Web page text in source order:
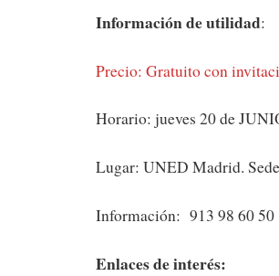
Información de utilidad:
Precio: Gratuito con
Horario: jueves 20 de
Lugar: UNED Madrid.
Información: 913 98 60 50
Enlaces de interés: